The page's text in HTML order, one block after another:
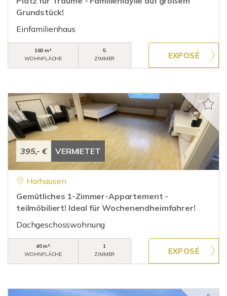
Grundstück!
Einfamilienhaus
160 m²
WOHNFLÄCHE
5
ZIMMER
395,- € VERMIETET
Horhausen
Gemütliches 1-Zimmer-Appartement -
teilmöbiliert! Ideal für Wochenendheimfahrer!
Dachgeschosswohnung
40 m²
WOHNFLÄCHE
1
ZIMMER